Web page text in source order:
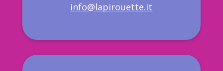
info@lapirouette.it